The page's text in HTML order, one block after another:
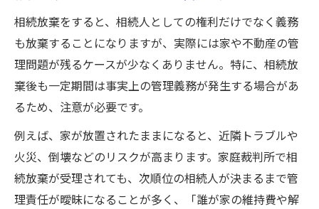
相続放棄をすると、相続人としての権利だけでなく義務
も放棄することになりますが、実際には家や不動産の管
理問題が残るケースが少なくありません。特に、相続放
棄後も一定期間は事実上の管理義務が発生する場合があ
るため、注意が必要です。
例えば、家が放置されたままになると、近隣トラブルや
火災、倒壊などのリスクが高まります。家庭裁判所で相
続放棄が受理されても、次順位の相続人が決まるまで管
理責任が曖昧になることが多く、「誰が家の維持費や解